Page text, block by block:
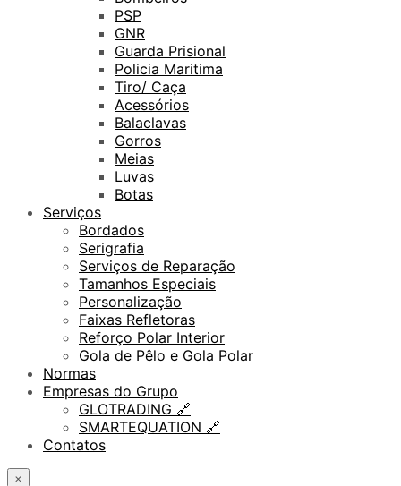
PSP
GNR
Guarda Prisional
Policia Maritima
Tiro/ Caça
Acessórios
Balaclavas
Gorros
Meias
Luvas
Botas
Serviços
Bordados
Serigrafia
Serviços de Reparação
Tamanhos Especiais
Personalização
Faixas Refletoras
Reforço Polar Interior
Gola de Pêlo e Gola Polar
Normas
Empresas do Grupo
GLOTRADING 🔗
SMARTEQUATION 🔗
Contatos
×